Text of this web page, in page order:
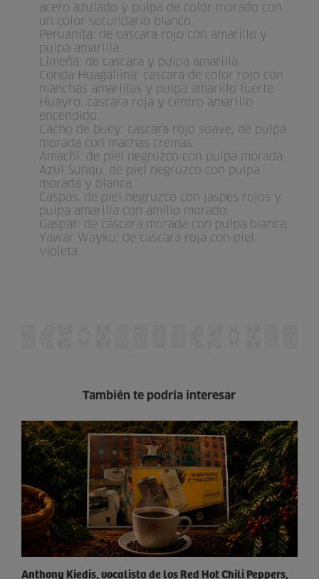
acero azulado y pulpa de color morado con
un color secundario blanco.
Peruanita: de cascara rojo con amarillo y
pulpa amarilla.
Limeña: de cascara y pulpa amarilla.
Conda Huagallina: cascara de color rojo con
manchas amarillas y pulpa amarillo fuerte.
Huayro: cascara roja y centro amarillo
encendido.
Cacho de buey: cascara rojo suave, de pulpa
morada con machas cremas.
Amachi: de piel negruzco con pulpa morada.
Azul Sunqu: de piel negruzco con pulpa
morada y blanca.
Caspas: de piel negruzco con jaspes rojos y
pulpa amarilla con amillo morado.
Gaspar: de cascara morada con pulpa blanca.
Yawar Wayku: de cascara roja con piel
violeta.
También te podría interesar
Anthony Kiedis, vocalista de los Red Hot Chili Peppers,